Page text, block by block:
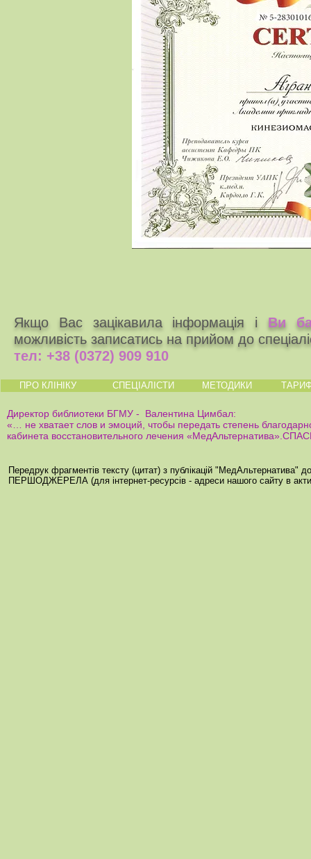
Якщо Вас зацікавила інформація іВи
можливість записатись на прийом до
тел: +38 (0372) 909 910
ПРО КЛІНІКУ СПЕЦІАЛІСТИ МЕТОДИКИ
Директор библиотеки БГМУ - Валентина Цимбал:
«… не хватает слов и эмоций, чтобы передать степень
кабинета восстановительного лечения
Передрук фрагментів тексту (цитат) з публікацій
ПЕРШОДЖЕРЕЛА (для інтернет-ресурсів - адреси нашого сайту в